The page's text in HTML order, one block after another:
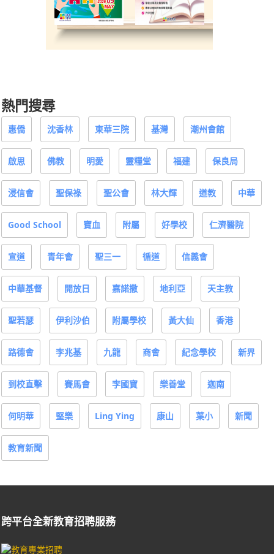
熱門搜尋
惠僑 沈香林 東華三院 基灣 潮州會館
啟思 佛教 明愛 靈糧堂 福建 保良局
浸信會 聖保祿 聖公會 林大輝 道教 中華
Good School 寶血 附屬 好學校 仁濟醫院
宣道 青年會 聖三一 循道 信義會
中華基督 開放日 嘉諾撒 地利亞 天主教
聖若瑟 伊利沙伯 附屬學校 黃大仙 香港
路德會 李兆基 九龍 商會 紀念學校 新界
到校直擊 賽馬會 李國寶 樂善堂 迦南
何明華 堅樂 Ling Ying 康山 葉小 新聞
教育新聞
跨平台全新教育招聘服務